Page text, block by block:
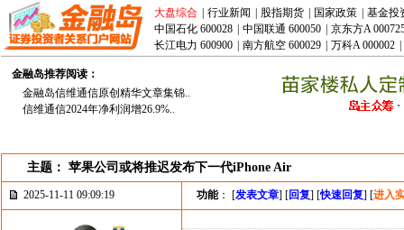
大盘综合 行业新闻 股指期货 国家政策
基金投
中国石化 600028
中国联通 600050
京东方A
长江电力 600900
南方航空 600029 万科A 000002
金融岛推荐阅读：
金融岛信维通信原创精华文章集锦..
信维通信2024年净利润增26.9%..
主题： 苹果公司或将推迟发布下一代iPhone Air
2025-11-11 09:09:19 功能： [发表文章] [回复] [快速回复] [进入